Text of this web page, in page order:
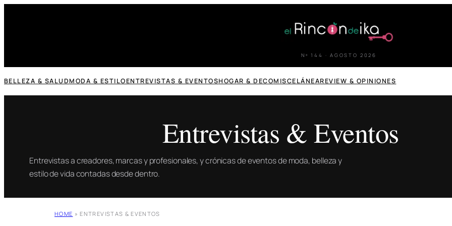
Nº 144 · AGOSTO 2026
BELLEZA & SALUDMODA & ESTILOENTREVISTAS & EVENTOSHOGAR & DECOMISCELÁNEAREVIEW & OPINIONES
Entrevistas & Eventos
Entrevistas a creadores, marcas y profesionales, y crónicas de eventos de moda, belleza y
estilo de vida contadas desde dentro.
HOME » ENTREVISTAS & EVENTOS